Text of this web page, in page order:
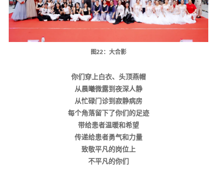
图22：大合影
你们穿上白衣、头顶燕帽
从晨曦微露到夜深人静
从忙碌门诊到寂静病房
每个角落留下了你们的足迹
带给患者温暖和希望
传递给患者勇气和力量
致敬平凡的岗位上
不平凡的你们